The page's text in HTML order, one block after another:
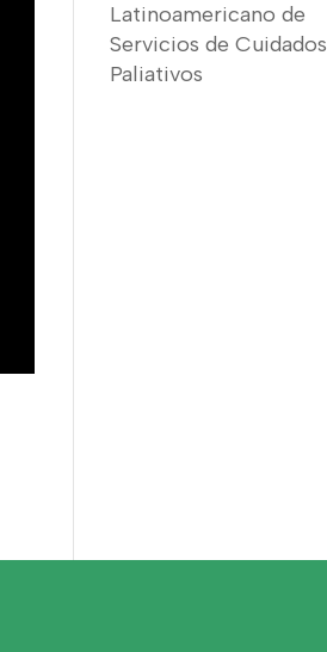
Latinoamericano de
Servicios de Cuidados
Paliativos